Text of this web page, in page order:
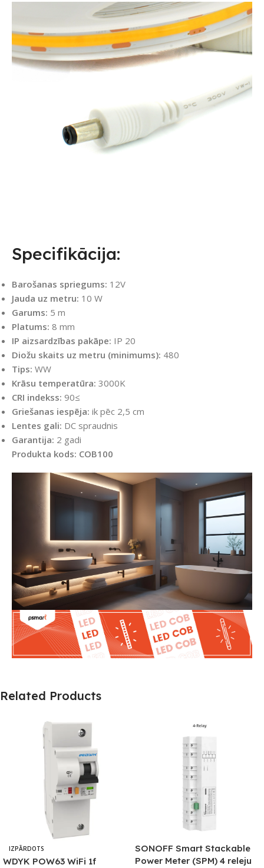
Specifikācija:
Barošanas spriegums: 12V
Jauda uz metru: 10 W
Garums: 5 m
Platums: 8 mm
IP aizsardzības pakāpe: IP 20
Diožu skaits uz metru (minimums): 480
Tips: WW
Krāsu temperatūra: 3000K
CRI indekss: 90≤
Griešanas iespēja: ik pēc 2,5 cm
Lentes gali: DC spraudnis
Garantija: 2 gadi
Produkta kods: COB100
Related Products
IZPĀRDOTS
WDYK POW63 WiFi 1f
SONOFF Smart Stackable
Power Meter (SPM) 4 releju